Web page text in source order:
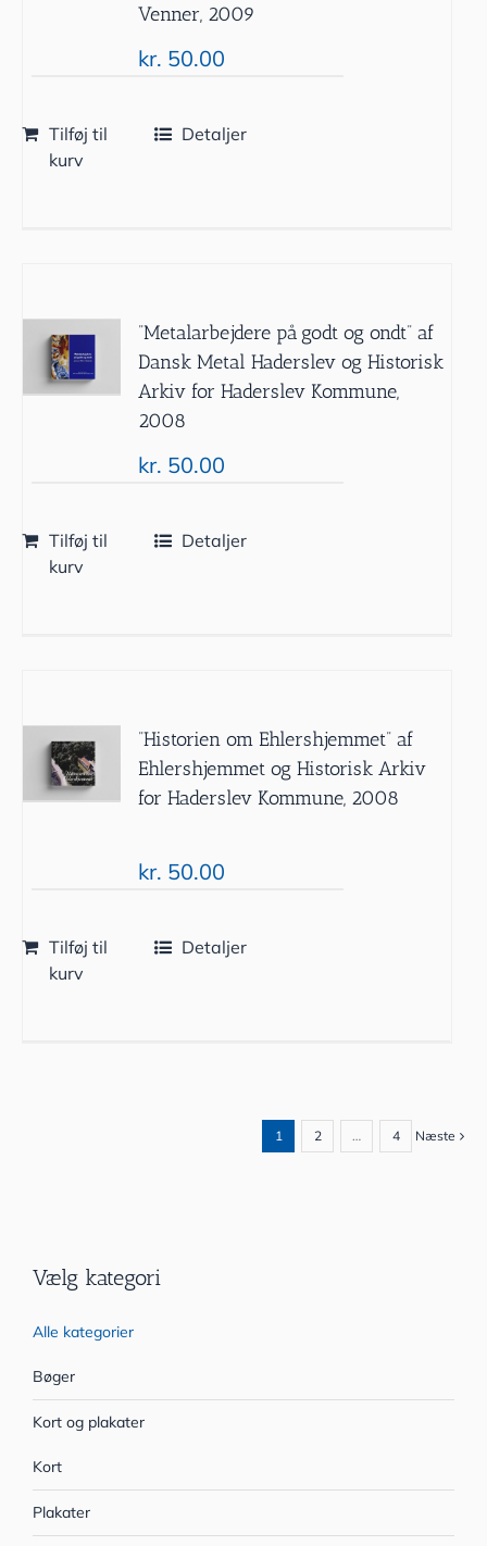
Venner, 2009
kr. 50.00
Tilføj til
kurv
Detaljer
”Metalarbejdere på godt og ondt” af
Dansk Metal Haderslev og Historisk
Arkiv for Haderslev Kommune,
2008
kr. 50.00
Tilføj til
kurv
Detaljer
”Historien om Ehlershjemmet” af
Ehlershjemmet og Historisk Arkiv
for Haderslev Kommune, 2008
kr. 50.00
Tilføj til
kurv
Detaljer
1 2 … 4 Næste
Vælg kategori
Alle kategorier
Bøger
Kort og plakater
Kort
Plakater